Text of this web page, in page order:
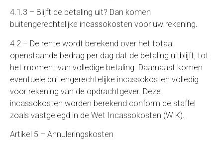
4.1.3 – Blijft de betaling uit? Dan komen
buitengerechtelijke incassokosten voor uw rekening.
4.2 – De rente wordt berekend over het totaal
openstaande bedrag per dag dat de betaling uitblijft, tot
het moment van volledige betaling. Daarnaast komen
eventuele buitengerechtelijke incassokosten volledig
voor rekening van de opdrachtgever. Deze
incassokosten worden berekend conform de staffel
zoals vastgelegd in de Wet Incassokosten (WIK).
Artikel 5 – Annuleringskosten